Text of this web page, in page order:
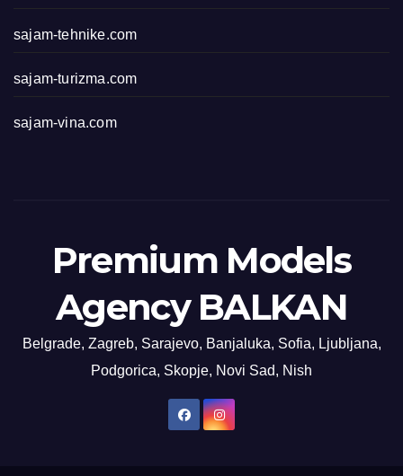
sajam-tehnike.com
sajam-turizma.com
sajam-vina.com
Premium Models
Agency BALKAN
Belgrade, Zagreb, Sarajevo, Banjaluka, Sofia, Ljubljana,
Podgorica, Skopje, Novi Sad, Nish